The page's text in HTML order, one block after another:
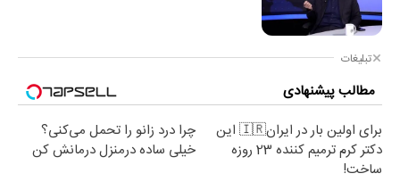
تبلیغات
مطالب پیشنهادی
برای اولین بار در ایران🇮🇷 این
دکتر کرم ترمیم کننده 23 روزه
ساخت!
چرا درد زانو را تحمل می‌کنی؟
خیلی ساده درمنزل درمانش کن